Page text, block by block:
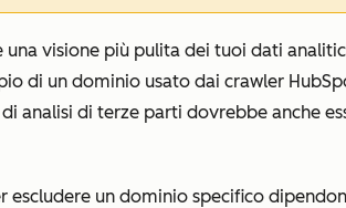
una visione più pulita dei tuoi dati
di un dominio usato dai crawler
analisi di terze parti dovrebbe anche
escludere un dominio specifico